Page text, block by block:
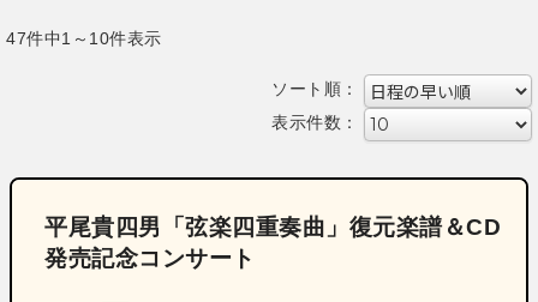
47件中1～10件表示
ソート順：
表示件数：
平尾貴四男「弦楽四重奏曲」復元楽譜＆CD
発売記念コンサート